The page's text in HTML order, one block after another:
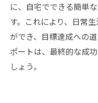
に、自宅でできる簡単
す。これにより、日常
ができ、目標達成への
ポートは、最終的な成
しょう。